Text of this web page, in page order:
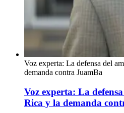
Voz experta: La defensa del
demanda contra JuamBa
Voz experta: La
Rica y la demanda